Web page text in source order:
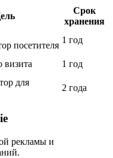
Срок
хранения
посетителя
1 год
визита 1 год
для
2 года
рекламы и